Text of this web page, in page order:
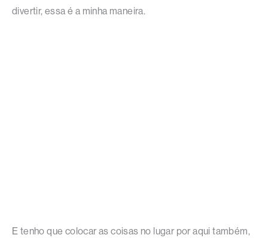
divertir, essa é a minha maneira.
E tenho que colocar as coisas no lugar por aqui também,